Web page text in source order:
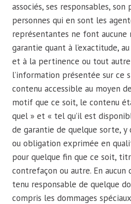
associés, ses responsables,
personnes qui en sont les
représentantes ne font aucune
garantie quant à l’exactitude,
et à la pertinence ou tout
l’information présentée sur ce
contenu accessible au moyen
motif que ce soit, le contenu
quel » et « tel qu’il est
de garantie de quelque sorte,
ou obligation exprimée en
pour quelque fin que ce soit,
contrefaçon ou autre. En aucun
tenu responsable de quelque
compris les dommages